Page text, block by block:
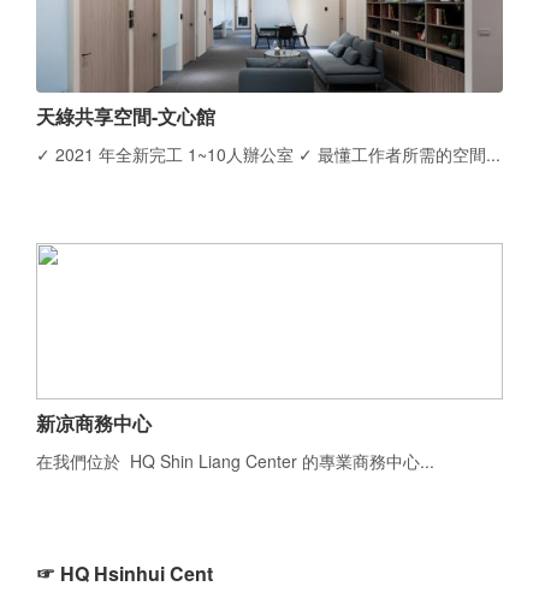
天綠共享空間-文心館
✓ 2021 年全新完工 1~10人辦公室 ✓ 最懂工作者所需的空間...
新凉商務中心
在我們位於 HQ Shin Liang Center 的專業商務中心...
☞ HQ Hsinhui Cent